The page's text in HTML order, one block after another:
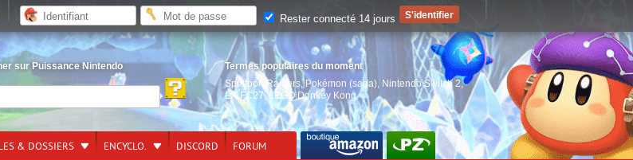
sur Puissance Nintendo
Termes populaires du moment
Splatoon Raiders, Pokémon (saga) Nintendo Switch 2,
EA FC27,LEGO Donkey Kong
& DOSSIERS ENCYCLO. DISCORD FORUM
Rester connecté 14 jours